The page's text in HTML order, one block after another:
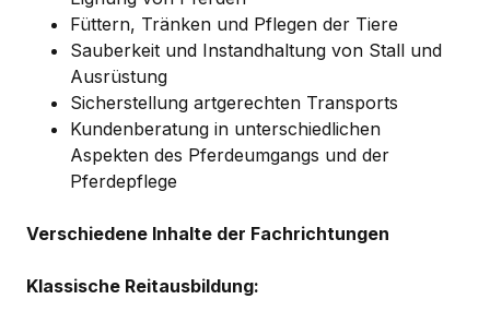
Füttern, Tränken und Pflegen der Tiere
Sauberkeit und Instandhaltung von Stall und
Ausrüstung
Sicherstellung artgerechten Transports
Kundenberatung in unterschiedlichen
Aspekten des Pferdeumgangs und der
Pferdepflege
Verschiedene Inhalte der Fachrichtungen
Klassische Reitausbildung: